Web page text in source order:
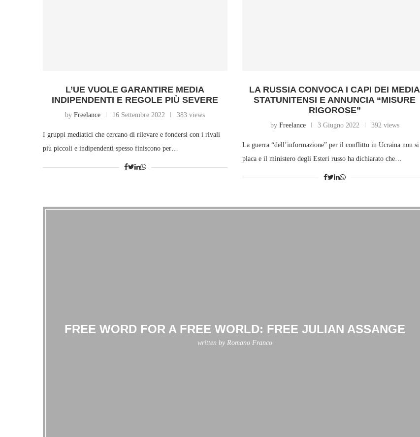
L’UE VUOLE GARANTIRE MEDIA
INDIPENDENTI E REGOLE PIÙ SEVERE
byFreelance 16 Settembre 2022 383 views
I gruppi mediatici che cercano di rilevare e fondersi con i rivali
più piccoli e indipendenti spesso finiscono per…
LA RUSSIA CONVOCA I CAPI DEI MEDIA
STATUNITENSI E ANNUNCIA “MISURE
RIGOROSE”
by Freelance 3 Giugno 2022 392 views
La guerra “dell’informazione” per il conflitto in Ucraina non si
placa e il ministero degli Esteri russo ha dichiarato che…
FREE WORD FOR A FREE WORLD: FREE JULIAN ASSANGE
written by Romano Franco